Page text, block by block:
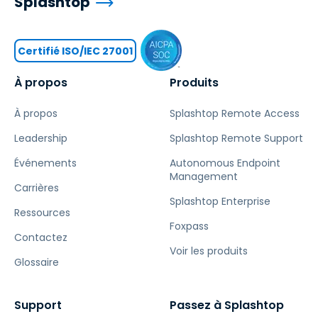
À propos
À propos
Leadership
Événements
Carrières
Ressources
Contactez
Glossaire
Produits
Splashtop Remote Access
Splashtop Remote Support
Autonomous Endpoint
Management
Splashtop Enterprise
Foxpass
Voir les produits
Support Passez à Splashtop
Certifié ISO/IEC 27001